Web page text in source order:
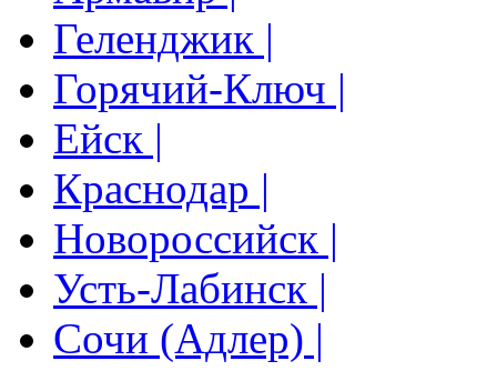
Геленджик |
Горячий-Ключ |
Ейск |
Краснодар |
Новороссийск |
Усть-Лабинск |
Сочи (Адлер) |